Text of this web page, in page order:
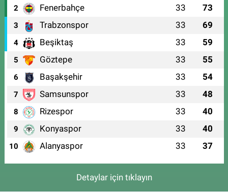
2 Fenerbahçe 33 73
3 Trabzonspor 33 69
4 Beşiktaş 33 59
5 Göztepe 33 55
6 Başakşehir 33 54
7 Samsunspor 33 48
8 Rizespor 33 40
9 Konyaspor 33 40
10 Alanyaspor 33 37
Detaylar için tıklayın